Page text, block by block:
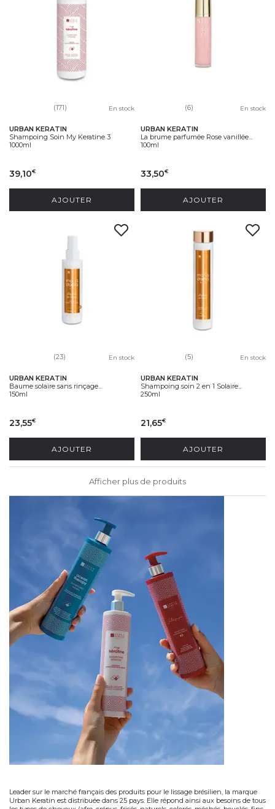
(171) En stock
URBAN KERATIN
Shampoing Soin My Keratine 3
1000ml
39,10€
AJOUTER
(6) En stock
URBAN KERATIN
La brume parfumée Rose vanillée...
100ml
33,50€
AJOUTER
(23) En stock
URBAN KERATIN
Baume solaire sans rinçage...
150ml
23,55€
AJOUTER
(5) En stock
URBAN KERATIN
Shampoing soin 2 en 1 Solaire...
250ml
21,65€
AJOUTER
Afficher plus de produits
Leader sur le marché français des produits pour le lissage brésilien , la marque
Urban Keratin est distribuée dans 25 pays. Elle répond ainsi aux besoins de tous